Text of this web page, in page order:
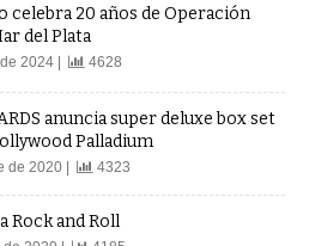
celebra 20 años de Operación
del Plata
2024 | 4628
anuncia super deluxe box set
Palladium
de 2020 | 4323
Rock and Roll